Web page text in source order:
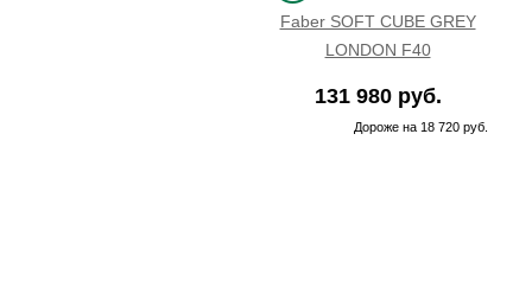
Faber SOFT CUBE GREY
LONDON F40
131 980 руб.
Дороже на 18 720 руб.